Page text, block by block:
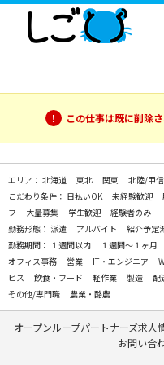
この仕事は既に削除
エリア： 北海道 東北 関東 北陸/甲
こだわり条件： 日払いOK 未経験歓迎
フ
大量募集 学生歓迎
経験者のみ
勤務形態： 派遣 アルバイト 紹介予定
勤務期間： １週間以内 １週間～１ヶ月
オフィス事務
営業 IT・エンジニア
ビス
飲食・フード 軽作業 製造 配
その他/専門職
農業・酪農
オープンループパートナーズ求人
お問い合